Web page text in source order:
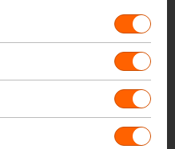
Niet op voorraad
Niet op voorraad